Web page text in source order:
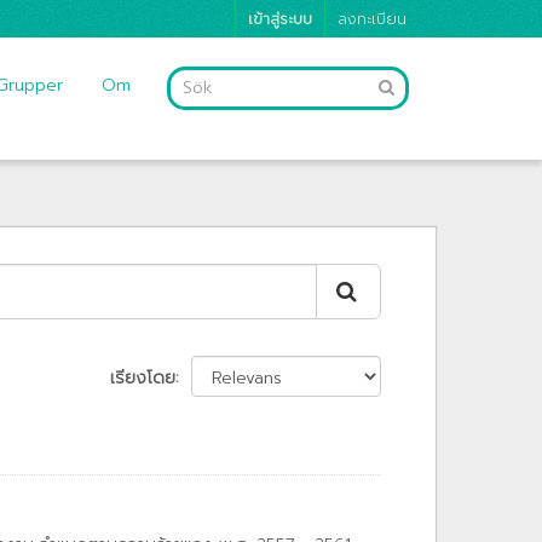
เข้าสู่ระบบ ลงทะเบียน
Om
เรียงโดย